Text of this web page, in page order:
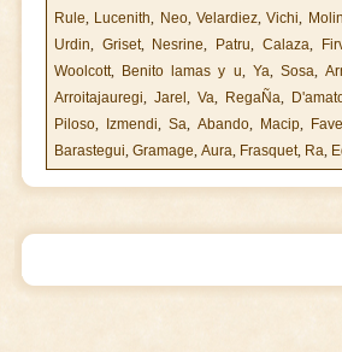
Rule, Lucenith, Neo,Velardiez,Vichi,
Urdin, Griset, Nesrine, Patru, Calaza,
Woolcott, Benito lamas y u, Ya, Sosa,
Arroitajauregi, Jarel , Va, RegaÑa,
Piloso, Izmendi,Sa,Abando, Macip,
Barastegui, Gramage, Aura, Frasquet, Ra,